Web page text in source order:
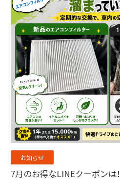
お知らせ
7月のお得なLINEクーポンは！